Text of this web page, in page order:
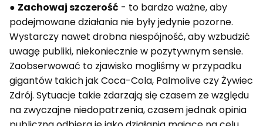
● Zachowaj szczerość - to bardzo ważne, aby
podejmowane działania nie były jedynie pozorne.
Wystarczy nawet drobna niespójność, aby wzbudzić
uwagę publiki, niekoniecznie w pozytywnym sensie.
Zaobserwować to zjawisko mogliśmy w przypadku
gigantów takich jak Coca-Cola, Palmolive czy Żywiec
Zdrój. Sytuacje takie zdarzają się czasem ze względu
na zwyczajne niedopatrzenia, czasem jednak opinia